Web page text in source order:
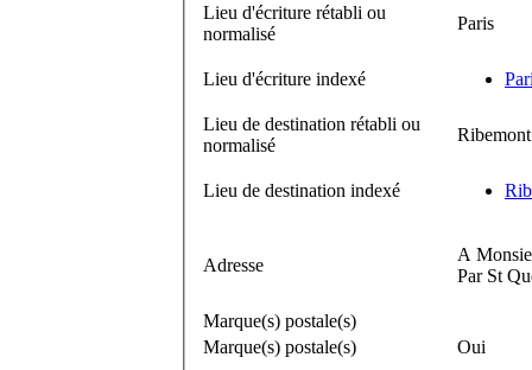
Lieu d'écriture rétabli ou
normalisé
Paris
Lieu d'écriture indexé
Lieu de destination rétabli ou
normalisé
Ribemont
Lieu de destination indexé
Adresse
A
Par St
Marque(s) postale(s)
Marque(s) postale(s)
Oui